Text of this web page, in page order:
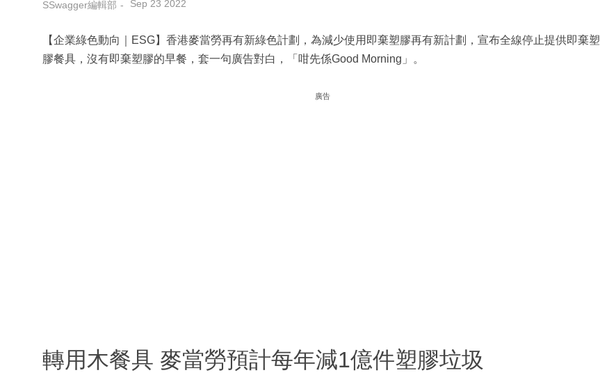
SSwagger編輯部 Sep 23 2022
【企業綠色動向｜ESG】香港麥當勞再有新綠色計劃，為減少使用即棄塑膠再有新計劃，宣布全線停止提供即棄塑
膠餐具，沒有即棄塑膠的早餐，套一句廣告對白，「咁先係Good Morning」。
廣告
轉用木餐具 麥當勞預計每年減1億件塑膠垃圾